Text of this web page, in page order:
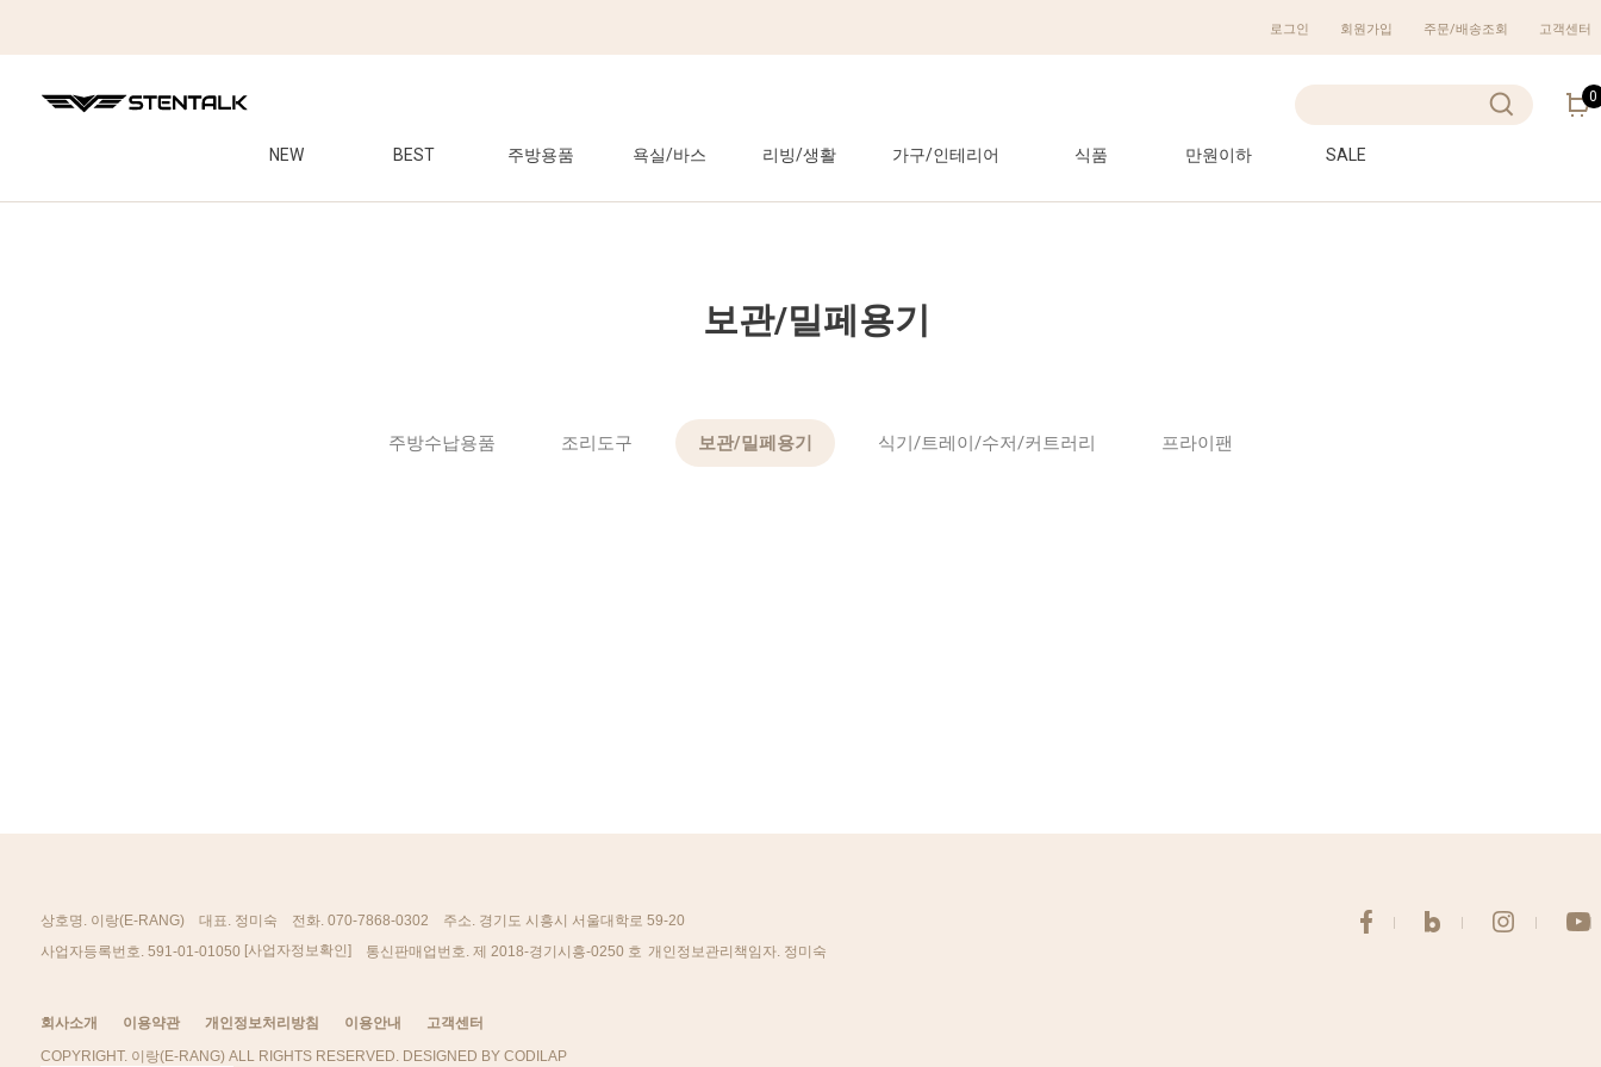
로그인 회원가입 주문/배송조회 고객센터
NEW BEST 주방용품 욕실/바스 리빙/생활 가구/인테리어 식품 만원이하 SALE
0
보관/밀페용기
주방수납용품 조리도구 보관/밀페용기 식기/트레이/수저/커트러리 프라이팬
상호명. 이랑(E-RANG) 대표. 정미숙 전화. 070-7868-0302
주소. 경기도 시흥시 서울대학로 59-20
사업자등록번호. 591-01-01050 [사업자정보확인] 통신판매업번호. 제 2018-경기시흥-0250 호 개인정보관리책임자. 정미숙
회사소개 이용약관 개인정보처리방침 이용안내
고객센터
COPYRIGHT. 이랑(E-RANG) ALL RIGHTS RESERVED. DESIGNED BY CODILAP